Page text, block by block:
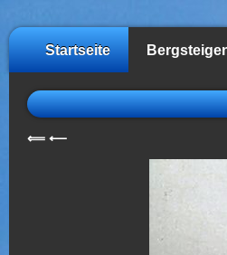
Startseite
⟸ ⟵